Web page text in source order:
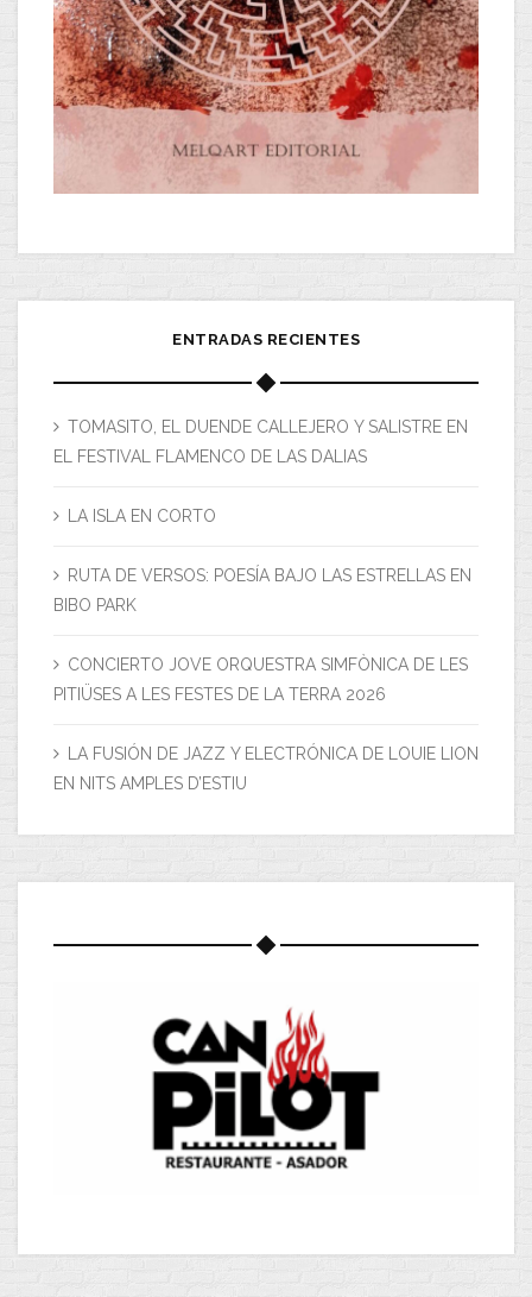
ENTRADAS RECIENTES
TOMASITO, EL DUENDE CALLEJERO Y SALISTRE EN
EL FESTIVAL FLAMENCO DE LAS DALIAS
LA ISLA EN CORTO
RUTA DE VERSOS: POESÍA BAJO LAS ESTRELLAS EN
BIBO PARK
CONCIERTO JOVE ORQUESTRA SIMFÒNICA DE LES
PITIÜSES A LES FESTES DE LA TERRA 2026
LA FUSIÓN DE JAZZ Y ELECTRÓNICA DE LOUIE LION
EN NITS AMPLES D’ESTIU